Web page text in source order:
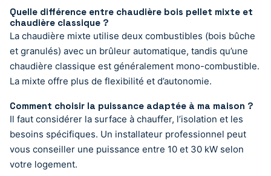
Quelle différence entre chaudière bois pellet mixte et
chaudière classique ?
La chaudière mixte utilise deux combustibles (bois bûche
et granulés) avec un brûleur automatique, tandis qu’une
chaudière classique est généralement mono-combustible.
La mixte offre plus de flexibilité et d’autonomie.
Comment choisir la puissance adaptée à ma maison ?
Il faut considérer la surface à chauffer, l’isolation et les
besoins spécifiques. Un installateur professionnel peut
vous conseiller une puissance entre 10 et 30 kW selon
votre logement.